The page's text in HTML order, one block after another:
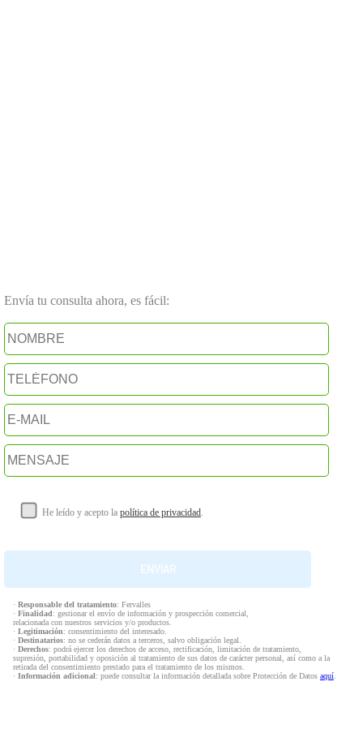
Envía tu consulta ahora, es fácil:
He leído y acepto la política de privacidad.
· Responsable del tratamiento: Fervalles
· Finalidad: gestionar el envío de información y prospección comercial,
relacionada con nuestros servicios y/o productos.
· Legitimación: consentimiento del interesado.
· Destinatarios: no se cederán datos a terceros, salvo obligación legal.
· Derechos: podrá ejercer los derechos de acceso, rectificación, limitación de tratamiento,
supresión, portabilidad y oposición al tratamiento de sus datos de carácter personal, así como a la
retirada del consentimiento prestado para el tratamiento de los mismos.
· Información adicional: puede consultar la información detallada sobre Protección de Datos aquí.